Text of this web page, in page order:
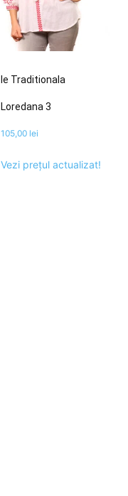
Ie Traditionala
Loredana 3
105,00 lei
Vezi prețul actualizat!